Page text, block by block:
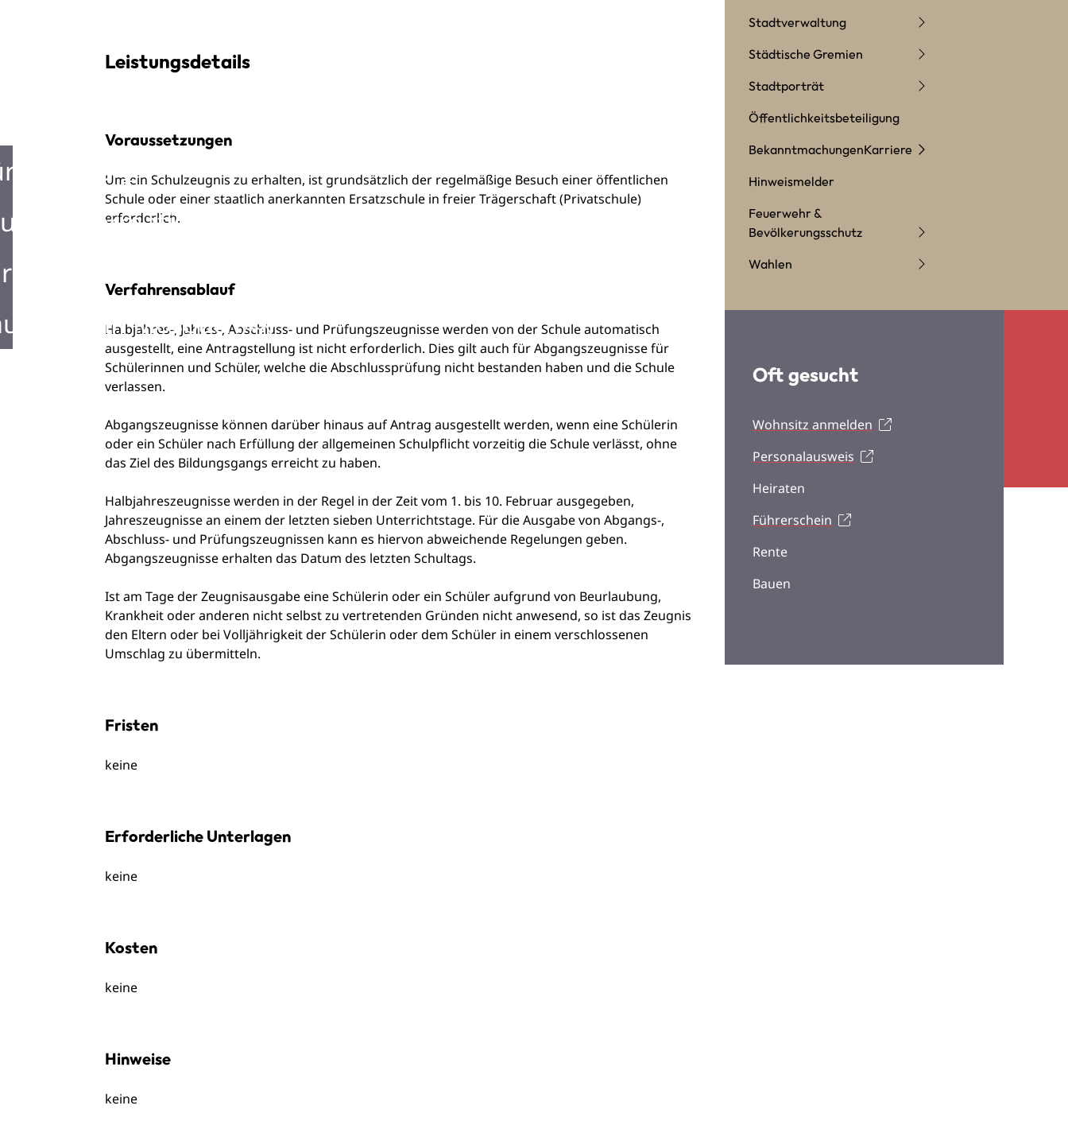
Information
in Mosbach
in Mosbach
Leistungsdetails
Voraussetzungen
Um ein Schulzeugnis zu erhalten, ist grundsätzlich der regelmäßige Besuch einer öffentlichen
Schule oder einer staatlich anerkannten Ersatzschule in freier Trägerschaft (Privatschule)
erforderlich.
Verfahrensablauf
Halbjahres-, Jahres-, Abschluss- und Prüfungszeugnisse werden von der Schule automatisch
ausgestellt, eine Antragstellung ist nicht erforderlich. Dies gilt auch für Abgangszeugnisse für
Schülerinnen und Schüler, welche die Abschlussprüfung nicht bestanden haben und die Schule
verlassen.
Abgangszeugnisse können darüber hinaus auf Antrag ausgestellt werden, wenn eine Schülerin
oder ein Schüler nach Erfüllung der allgemeinen Schulpflicht vorzeitig die Schule verlässt, ohne
das Ziel des Bildungsgangs erreicht zu haben.
Halbjahreszeugnisse werden in der Regel in der Zeit vom 1. bis 10. Februar ausgegeben,
Jahreszeugnisse an einem der letzten sieben Unterrichtstage. Für die Ausgabe von Abgangs-,
Abschluss- und Prüfungszeugnissen kann es hiervon abweichende Regelungen geben.
Abgangszeugnisse erhalten das Datum des letzten Schultags.
Ist am Tage der Zeugnisausgabe eine Schülerin oder ein Schüler aufgrund von Beurlaubung,
Krankheit oder anderen nicht selbst zu vertretenden Gründen nicht anwesend, so ist das Zeugnis
den Eltern oder bei Volljährigkeit der Schülerin oder dem Schüler in einem verschlossenen
Umschlag zu übermitteln.
Fristen
keine
Erforderliche Unterlagen
keine
Kosten
keine
Hinweise
keine
Stadtverwaltung
Städtische Gremien
Stadtporträt
Öffentlichkeitsbeteiligung
BekanntmachungenKarriere
Hinweismelder
Feuerwehr &
Bevölkerungsschutz
Wahlen
Oft gesucht
Wohnsitz anmelden
Personalausweis
Heiraten
Führerschein
Rente
Bauen